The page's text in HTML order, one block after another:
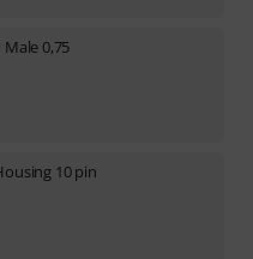
0,75
10 pin